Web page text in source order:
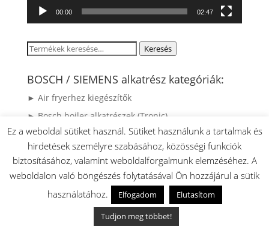
00:00 02:47
Keresés
következőre:
Keresés
BOSCH / SIEMENS alkatrész kategóriák:
► Air fryerhez kiegészítők
► Bosch bojler alkatrészek (Tronic)
► Bosch Fűnyíró alkatrészek
► BOSCH MUM4 ProfiMixx Konyhai robotgépre
kiegészítők és feltétek
► BOSCH MUM5 Konyhai robotgépre kiegészítők,
feltehető tartozékok
► BOSCH MUMS2 robotgéphez tartozékok és
Ez a weboldal sütiket használ. Sütiket használunk a tartalmak és
hirdetések személyre szabásához, közösségi funkciók
biztosításához, valamint weboldalforgalmunk elemzéséhez. A
weboldalon való böngészés folytatásával Ön hozzájárul a sütik
használatához.
Elfogadom
Elutasítom
Tudjon meg többet!